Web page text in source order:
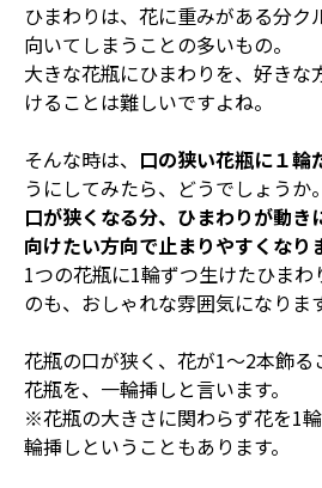
ひまわりは、花に重みがある分ク
向いてしまうことの多いもの。
大きな花瓶にひまわりを、好きな
けることは難しいですよね。
そんな時は、 口の狭い花瓶に１輪
うにしてみたら、どうでしょうか。
口が狭くなる分、ひまわりが動き
向けたい方向で止まりやすくなり
1つの花瓶に1輪ずつ生けたひまわ
のも、おしゃれな雰囲気になりま
花瓶の口が狭く、花が1～2本飾
花瓶を、一輪挿しと言います。
※花瓶の大きさに関わらず花を1
輪挿しということもあります。